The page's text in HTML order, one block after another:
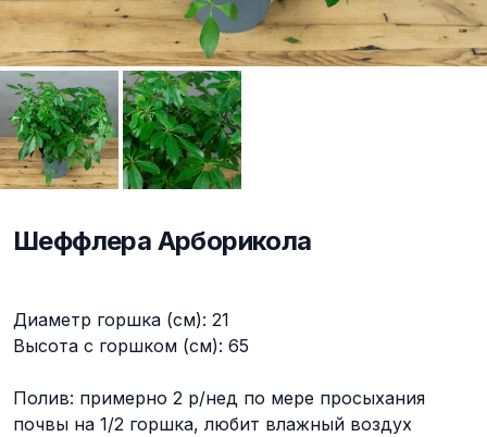
Шеффлера Арборикола
Диаметр горшка (см): 21
Высота с горшком (см): 65
Полив: примерно 2 р/нед по мере просыхания
почвы на 1/2 горшка, любит влажный воздух